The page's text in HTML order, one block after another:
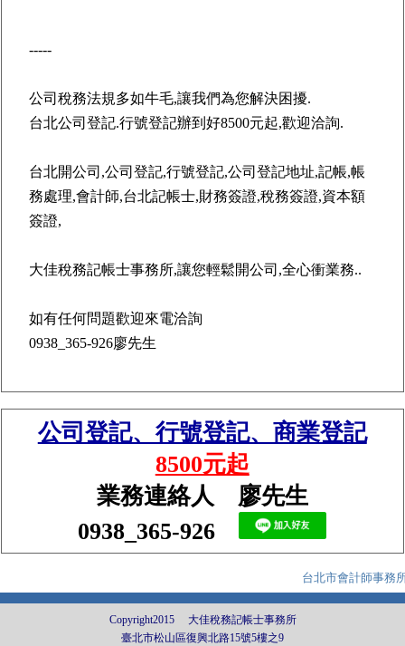
-----
公司稅務法規多如牛毛,讓我們為您解決困擾.
台北公司登記.行號登記辦到好8500元起,歡迎洽詢.
台北開公司 ,公司登記,行號登記,公司登記地址,記帳,帳
務處理,會計師,台北記帳士,財務簽證,稅務簽證,資本額
簽證,
大佳稅務記帳士事務所,讓您輕鬆開公司,全心衝業務..
如有任何問題歡迎來電洽詢
0938_365-926廖先生
公司登記、行號登記、商業登記
8500元起
業務連絡人 廖先生
0938_365-926
台北市會計師事務
Copyright2015 大佳稅務記帳士事務所
臺北市松山區復興北路15號5樓之9